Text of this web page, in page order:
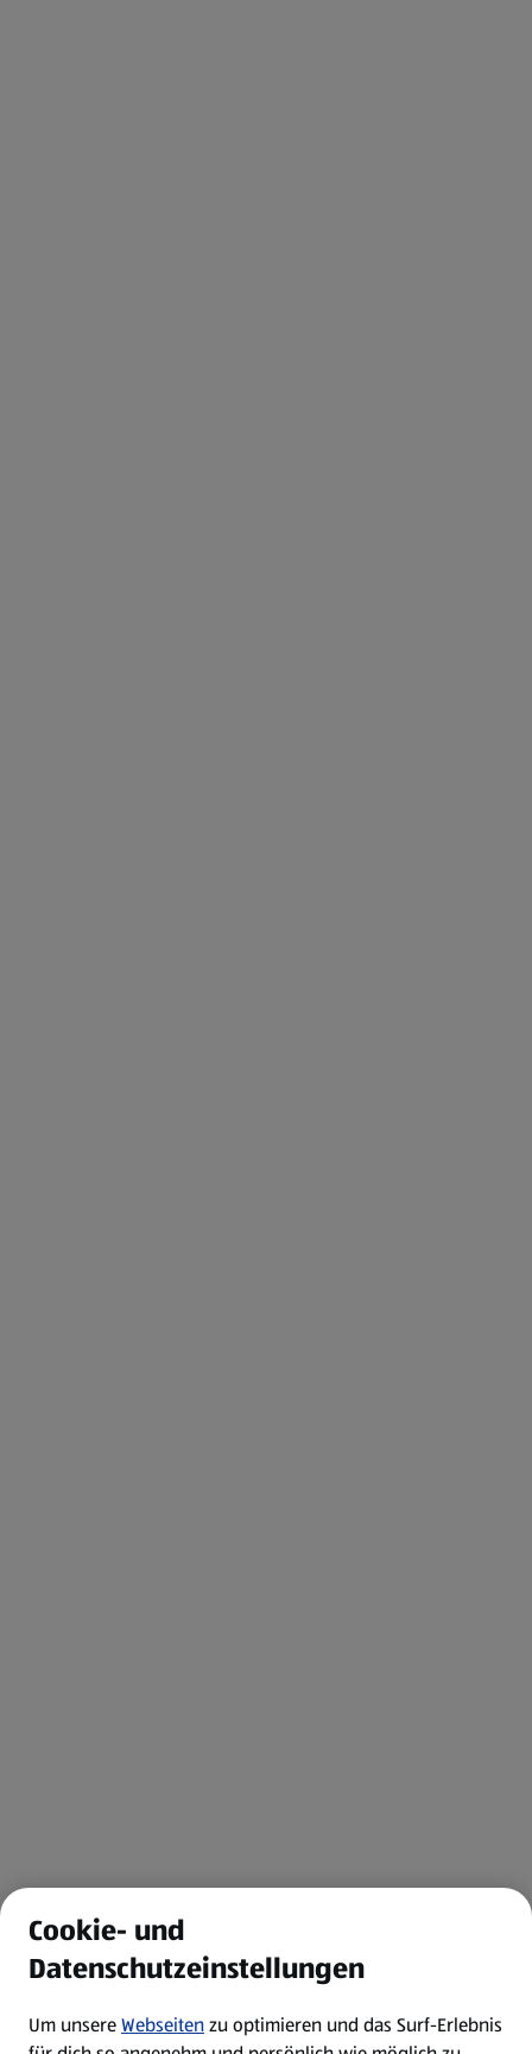
Cookie- und
Datenschutzeinstellungen
Um unsereWebseitenzu optimieren und das Surf-Erlebnis